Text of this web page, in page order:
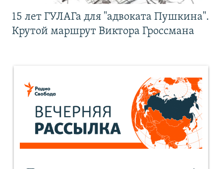
15 лет ГУЛАГа для "адвоката Пушкина".
Крутой маршрут Виктора Гроссмана